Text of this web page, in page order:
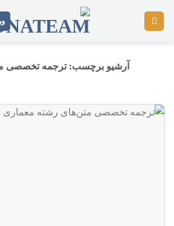
آرشیو برچسب:ترجمه تخصصی